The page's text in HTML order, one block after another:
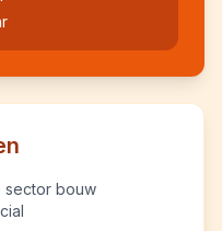
sector bouw